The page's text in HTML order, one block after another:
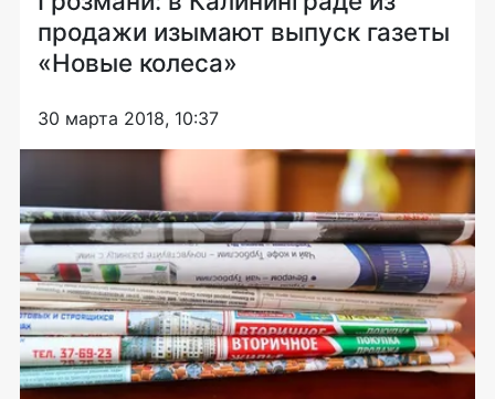
продажи изымают выпуск газеты
«Новые колеса»
30 марта 2018, 10:37